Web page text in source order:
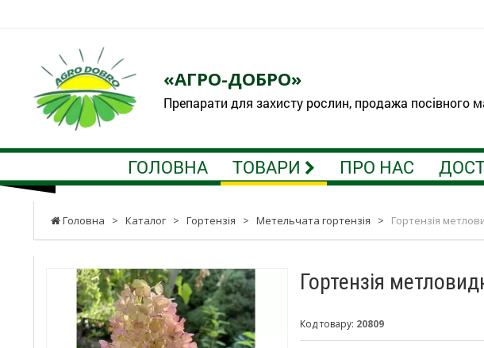
«АГРО-ДОБРО»
Препарати для захисту рослин, продажа посівного
ГОЛОВНА ТОВАРИ ПРО НАС
Головна > Каталог > Гортензія > Метельчата гортензія > Гортензія
Гортензія
Код товару: 20809